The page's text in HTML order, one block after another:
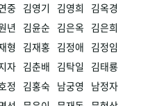
중 김영기 김영희
김옥경
년 김윤순 김은옥 김은희
형 김재홍 김정애 김정임
자 김춘배 김탁일
김태룡
정 김홍숙 남궁영
남정자